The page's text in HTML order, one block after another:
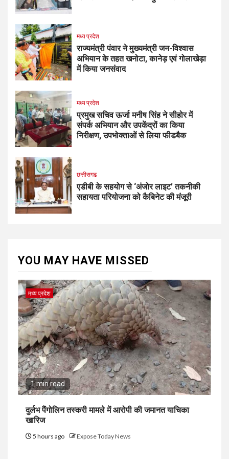
मध्य प्रदेश
राज्यमंत्री पंवार ने मुख्यमंत्री जन-विश्वास
अभियान के तहत खनोटा, कानेड़ एवं गोलाखेड़ा
में किया जनसंवाद
मध्य प्रदेश
प्रमुख सचिव ऊर्जा मनीष सिंह ने सीहोर में
संपर्क अभियान और उपकेंद्रों का किया
निरीक्षण, उपभोक्ताओं से लिया फीडबैक
छत्तीसगढ
एडीबी के सहयोग से ‘अंजोर लाइट’ तकनीकी
सहायता परियोजना को कैबिनेट की मंजूरी
YOU MAY HAVE MISSED
मध्य प्रदेश
1 min read
दुर्लभ पैंगोलिन तस्करी मामले में आरोपी की जमानत याचिका
खारिज
5 hours ago Expose Today News